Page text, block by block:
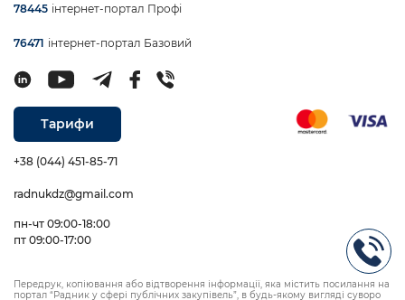
78445 інтернет-портал Профі
76471 інтернет-портал Базовий
Тарифи
+38 (044) 451-85-71
radnukdz@gmail.com
пн-чт 09:00-18:00
пт 09:00-17:00
Передрук, копіювання або відтворення інформації, яка містить посилання на
портал “Радник у сфері публічних закупівель”, в будь-якому вигляді суворо